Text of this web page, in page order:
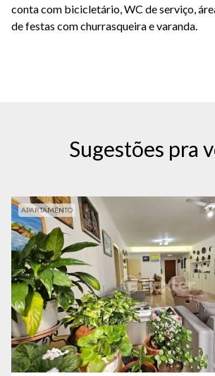
conta com bicicletário, WC de serviço,
de festas com churrasqueira e varanda.
Sugestões pra
APARTAMENTO